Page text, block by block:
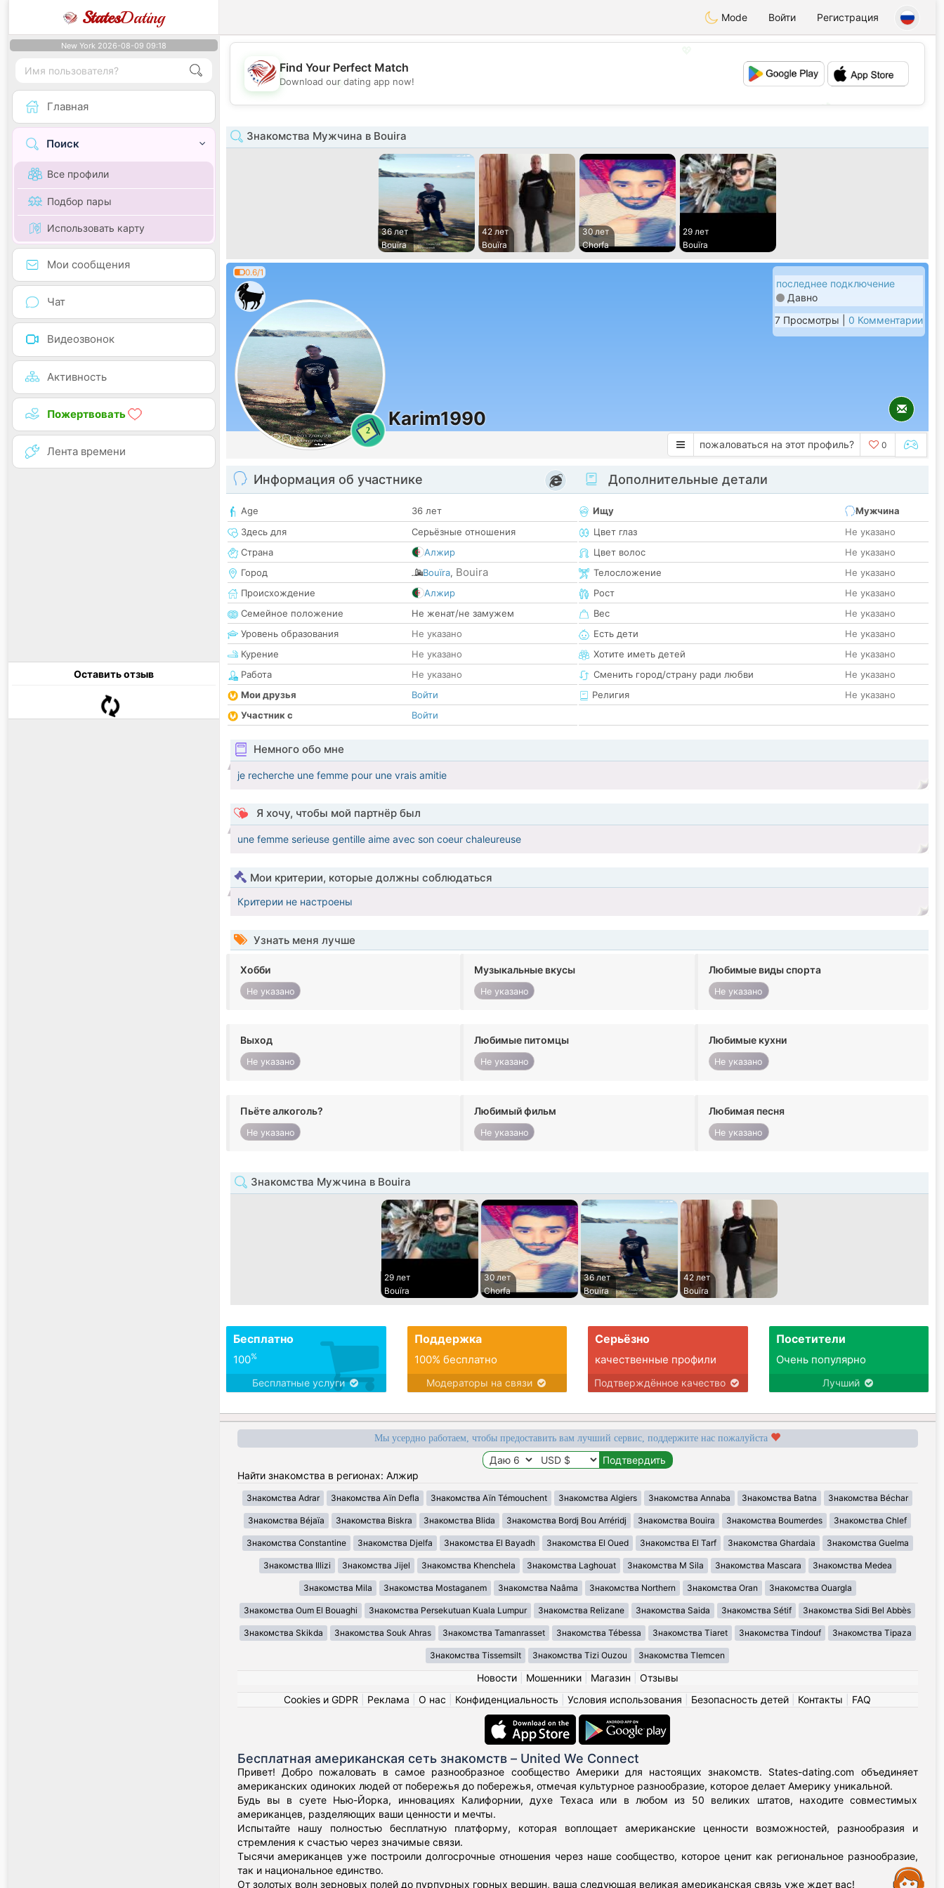
StatesDating Mode Войти Регистрация
New York 2026-08-09 09:18
Главная
Поиск
Все профили
Подбор пары
Использовать карту
Мои сообщения
Чат
Видеозвонок
Активность
Пожертвовать
Лента времени
Оставить отзыв
💖
💕
Find Your Perfect Match
Download our dating app now!
Знакомства Мужчина в Bouira
36 лет
Bouïra
42 лет
Bouïra
30 лет
Chorfa
29 лет
Bouïra
0.6/1
2
Karim1990
последнее подключение
Давно
7 Просмотры | 0 Комментарии
пожаловаться на этот профиль? 0
Информация об участнике
Age
36 лет
Здесь для
Серьёзные отношения
Страна
Алжир
Город
Bouïra, Bouira
Происхождение
Алжир
Семейное положение
Не женат/не замужем
Уровень образования
Не указано
Курение
Не указано
Работа
Не указано
Мои друзья
Войти
Участник с
Войти
Дополнительные детали
Ищу
Мужчина
Цвет глаз
Не указано
Цвет волос
Не указано
Телосложение
Не указано
Рост
Не указано
Вес
Не указано
Есть дети
Не указано
Хотите иметь детей
Не указано
Сменить город/страну ради любви
Не указано
Религия
Не указано
Немного обо мне
je recherche une femme pour une vrais amitie
Я хочу, чтобы мой партнёр был
une femme serieuse gentille aime avec son coeur chaleureuse
Мои критерии, которые должны соблюдаться
Критерии не настроены
Узнать меня лучше
Хобби
Не указано
Музыкальные вкусы
Не указано
Любимые виды спорта
Не указано
Выход
Не указано
Любимые питомцы
Не указано
Любимые кухни
Не указано
Пьёте алкоголь?
Не указано
Любимый фильм
Не указано
Любимая песня
Не указано
Знакомства Мужчина в Bouira
29 лет
Bouïra
30 лет
Chorfa
36 лет
Bouïra
42 лет
Bouïra
Бесплатно
100%
Бесплатные услуги
Поддержка
100% бесплатно
Модераторы на связи
Серьёзно
качественные профили
Подтверждённое качество
Посетители
Очень популярно
Лучший
Мы усердно работаем, чтобы предоставить вам лучший сервис, поддержите нас пожалуйста
Найти знакомства в регионах: Алжир
Знакомства Adrar Знакомства Aïn Defla Знакомства Aïn Témouchent Знакомства Algiers Знакомства Annaba Знакомства Batna Знакомства Béchar
Знакомства Béjaïa Знакомства Biskra Знакомства Blida Знакомства Bordj Bou Arréridj Знакомства Bouira Знакомства Boumerdes Знакомства Chlef
Знакомства Constantine Знакомства Djelfa Знакомства El Bayadh Знакомства El Oued Знакомства El Tarf Знакомства Ghardaia Знакомства Guelma
Знакомства Illizi Знакомства Jijel Знакомства Khenchela Знакомства Laghouat Знакомства M Sila Знакомства Mascara Знакомства Medea
Знакомства Mila Знакомства Mostaganem Знакомства Naâma Знакомства Northern Знакомства Oran Знакомства Ouargla
Знакомства Oum El Bouaghi Знакомства Persekutuan Kuala Lumpur Знакомства Relizane Знакомства Saida Знакомства Sétif Знакомства Sidi Bel Abbès
Знакомства Skikda Знакомства Souk Ahras Знакомства Tamanrasset Знакомства Tébessa Знакомства Tiaret Знакомства Tindouf Знакомства Tipaza
Знакомства Tissemsilt Знакомства Tizi Ouzou Знакомства Tlemcen
Новости| Мошенники| Магазин
Отзывы
Cookies и GDPR
Реклама О нас Конфиденциальность Условия использования Безопасность детей Контакты FAQ
Бесплатная американская сеть знакомств – United We Connect
Привет! Добро пожаловать в самое разнообразное сообщество Америки для настоящих знакомств. States-dating.com объединяет
американских одиноких людей от побережья до побережья, отмечая культурное разнообразие, которое делает Америку уникальной.
Будь вы в суете Нью-Йорка, инновациях Калифорнии, духе Техаса или в любом из 50 великих штатов, находите совместимых
американцев, разделяющих ваши ценности и мечты.
Испытайте нашу полностью бесплатную платформу, которая воплощает американские ценности возможностей, разнообразия и
стремления к счастью через значимые связи.
Тысячи американцев уже построили долгосрочные отношения через наше сообщество, которое ценит как региональное разнообразие,
так и национальное единство.
От золотых волн зерновых полей до пурпурных горных вершин, ваша следующая великая американская связь уже ждет вас!